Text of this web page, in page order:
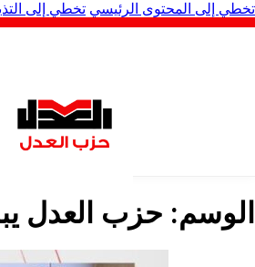
تخطي إلى المحتوى الرئيسي تخطي إلى
الوسم: حزب العدل